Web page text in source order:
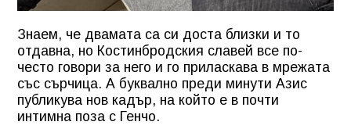
Знаем, че двамата са си доста близки и то
отдавна, но Костинбродския славей все по-
често говори за него и го приласкава в мрежата
със сърчица. А буквално преди минути Азис
публикува нов кадър, на който е в почти
интимна поза с Генчо.